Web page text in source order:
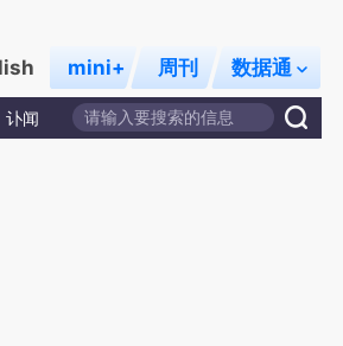
mini+ 周刊 数据通
讣闻